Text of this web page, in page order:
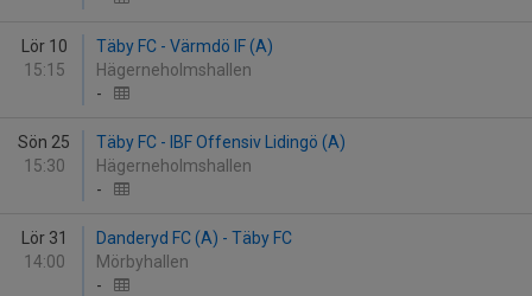
Lör 10
15:15
Täby FC - Värmdö IF (A)
Hägerneholmshallen
-
Sön 25
15:30
Täby FC - IBF Offensiv Lidingö (A)
Hägerneholmshallen
-
Lör 31
14:00
Danderyd FC (A) - Täby FC
Mörbyhallen
-